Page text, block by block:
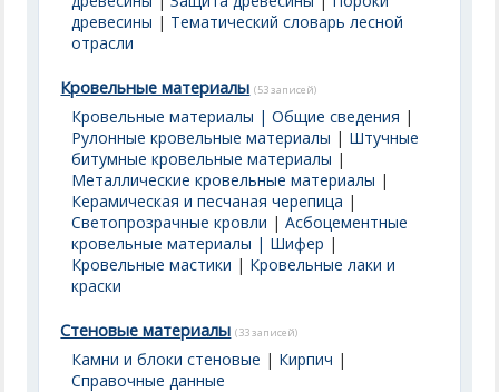
древесины | Тематический словарь лесной
отрасли
Кровельные материалы (53 записей)
Кровельные материалы | Общие сведения |
Рулонные кровельные материалы | Штучные
битумные кровельные материалы |
Металлические кровельные материалы |
Керамическая и песчаная черепица |
Светопрозрачные кровли |Асбоцементные
кровельные материалы | Шифер |
Кровельные мастики | Кровельные лаки и
краски
Стеновые материалы (33 записей)
Камни и блоки стеновые | Кирпич |
Справочные данные